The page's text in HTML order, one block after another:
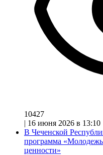
10427
| 16 июня 2026 в 13:10
В Чеченской
программа
ценности»